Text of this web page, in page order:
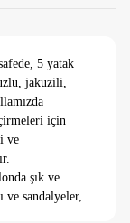
5 yatak
jakuzili,
için
ve
şık ve
ve sandalyeler,